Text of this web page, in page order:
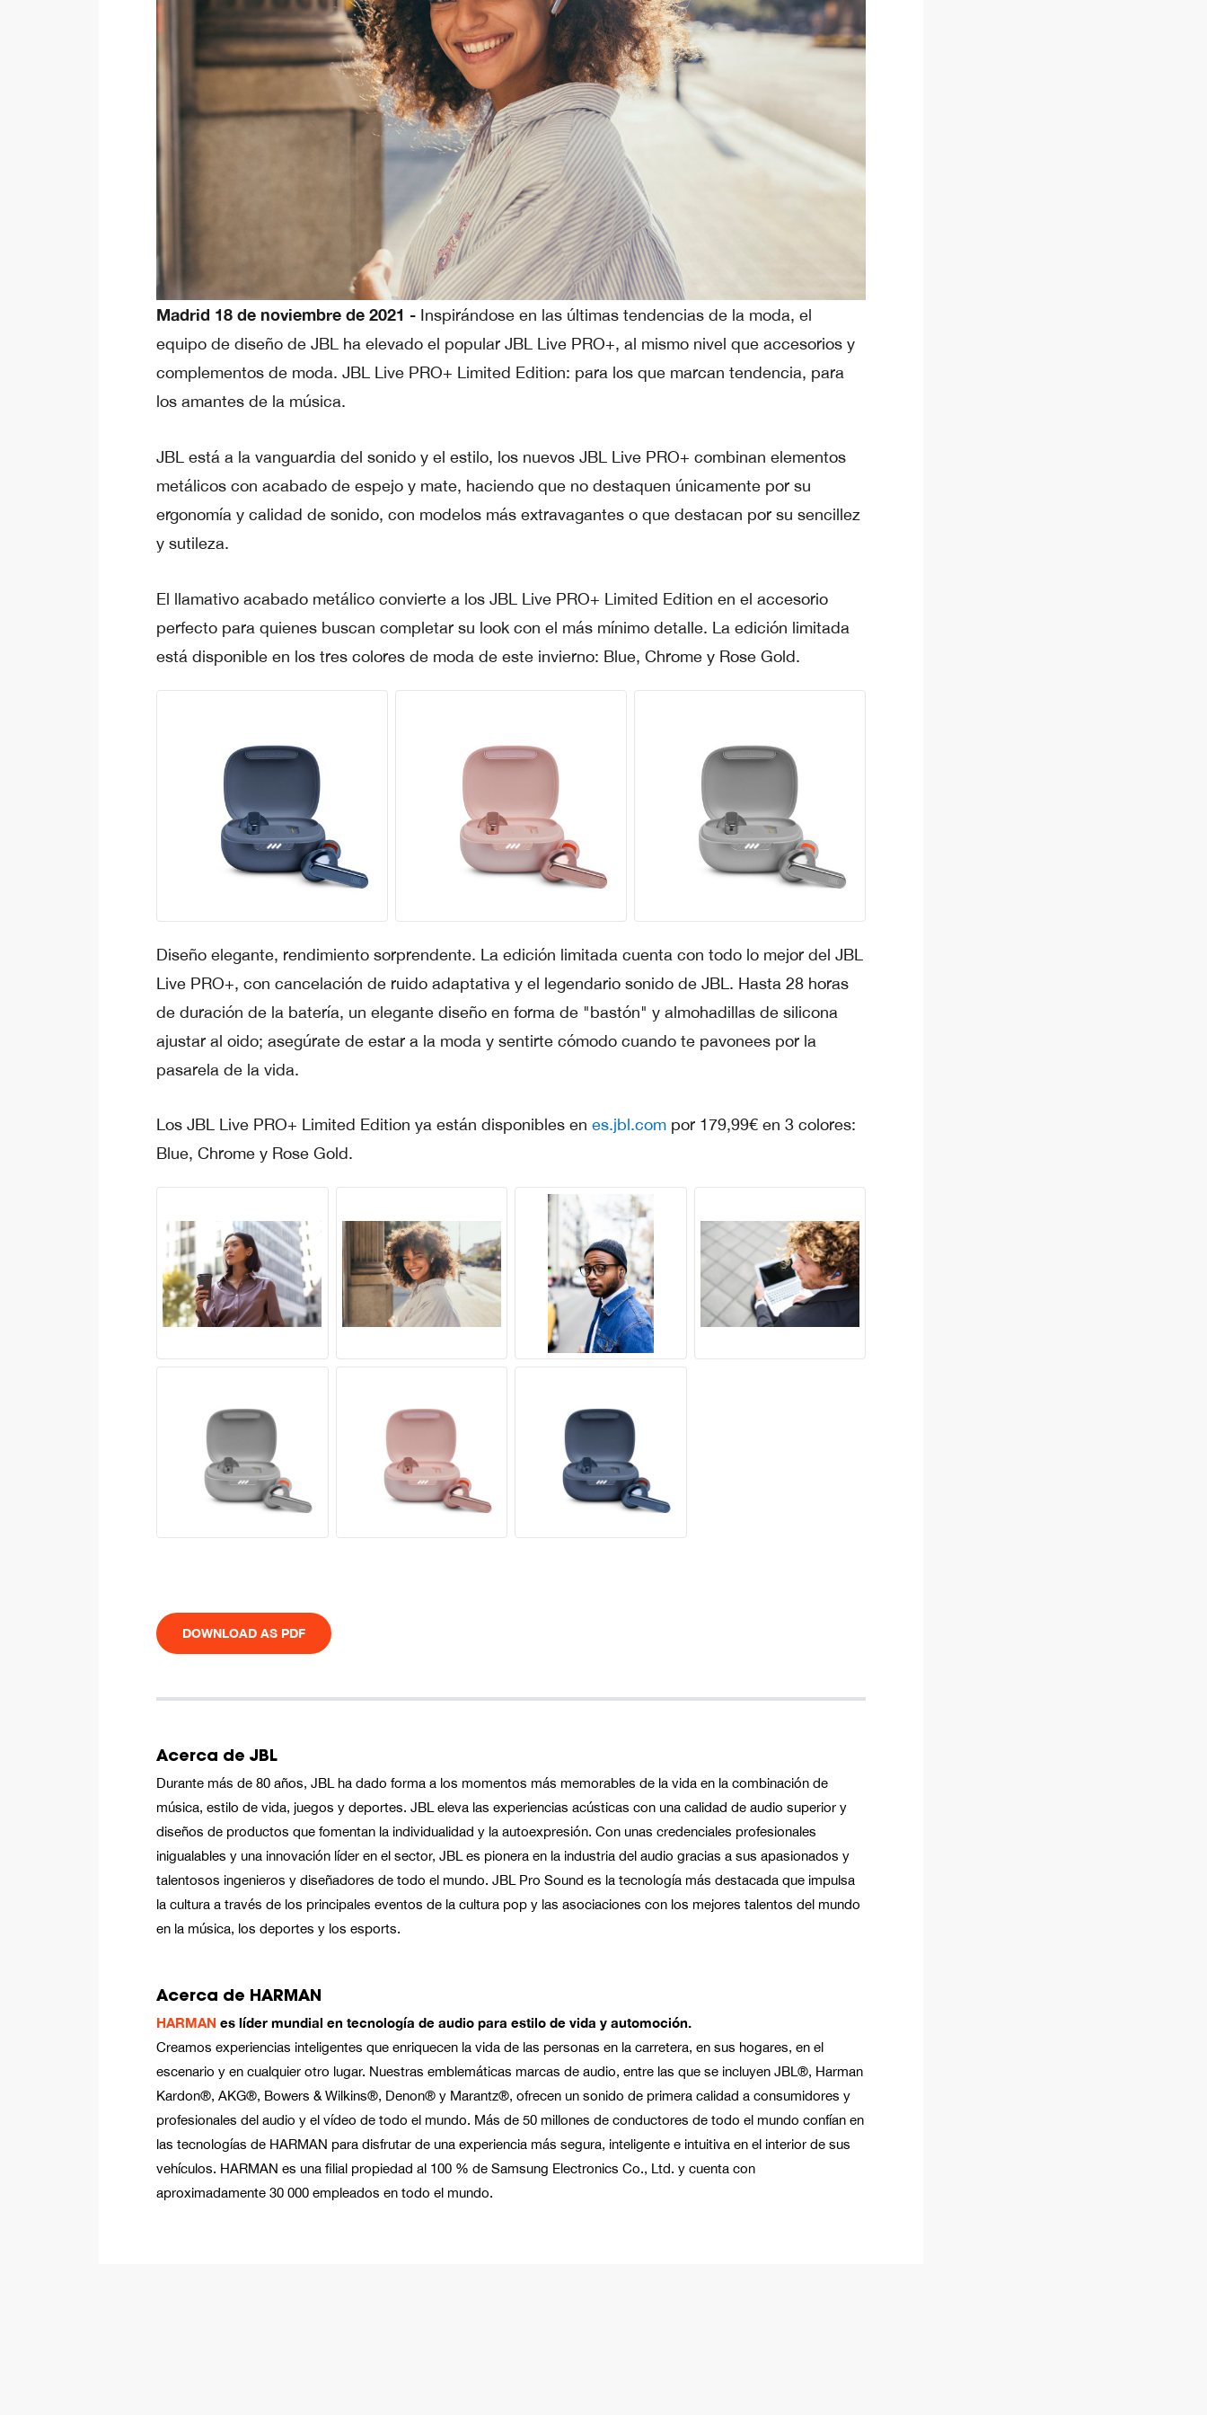
Madrid 18 de noviembre de 2021 - Inspirándose en las últimas tendencias de la moda, el
equipo de diseño de JBL ha elevado el popular JBL Live PRO+, al mismo nivel que accesorios y
complementos de moda. JBL Live PRO+ Limited Edition: para los que marcan tendencia, para
los amantes de la música.
JBL está a la vanguardia del sonido y el estilo, los nuevos JBL Live PRO+ combinan elementos
metálicos con acabado de espejo y mate, haciendo que no destaquen únicamente por su
ergonomía y calidad de sonido, con modelos más extravagantes o que destacan por su sencillez
y sutileza.
El llamativo acabado metálico convierte a los JBL Live PRO+ Limited Edition en el accesorio
perfecto para quienes buscan completar su look con el más mínimo detalle. La edición limitada
está disponible en los tres colores de moda de este invierno: Blue, Chrome y Rose Gold.
Diseño elegante, rendimiento sorprendente. La edición limitada cuenta con todo lo mejor del JBL
Live PRO+, con cancelación de ruido adaptativa y el legendario sonido de JBL. Hasta 28 horas
de duración de la batería, un elegante diseño en forma de "bastón" y almohadillas de silicona
ajustar al oido; asegúrate de estar a la moda y sentirte cómodo cuando te pavonees por la
pasarela de la vida.
Los JBL Live PRO+ Limited Edition ya están disponibles en es.jbl.com por 179,99€ en 3 colores:
Blue, Chrome y Rose Gold.
DOWNLOAD AS PDF
Acerca de JBL
Durante más de 80 años, JBL ha dado forma a los momentos más memorables de la vida en la combinación de
música, estilo de vida, juegos y deportes. JBL eleva las experiencias acústicas con una calidad de audio superior y
diseños de productos que fomentan la individualidad y la autoexpresión. Con unas credenciales profesionales
inigualables y una innovación líder en el sector, JBL es pionera en la industria del audio gracias a sus apasionados y
talentosos ingenieros y diseñadores de todo el mundo. JBL Pro Sound es la tecnología más destacada que impulsa
la cultura a través de los principales eventos de la cultura pop y las asociaciones con los mejores talentos del mundo
en la música, los deportes y los esports.
Acerca de HARMAN
HARMAN es líder mundial en tecnología de audio para estilo de vida y automoción.
Creamos experiencias inteligentes que enriquecen la vida de las personas en la carretera, en sus hogares, en el
escenario y en cualquier otro lugar. Nuestras emblemáticas marcas de audio, entre las que se incluyen JBL®, Harman
Kardon®, AKG®, Bowers & Wilkins®, Denon® y Marantz®, ofrecen un sonido de primera calidad a consumidores y
profesionales del audio y el vídeo de todo el mundo. Más de 50 millones de conductores de todo el mundo confían en
las tecnologías de HARMAN para disfrutar de una experiencia más segura, inteligente e intuitiva en el interior de sus
vehículos. HARMAN es una filial propiedad al 100 % de Samsung Electronics Co., Ltd. y cuenta con
aproximadamente 30 000 empleados en todo el mundo.